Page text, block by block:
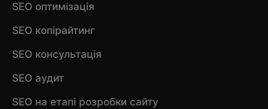
SEO оптимізація
SEO копірайтинг
SEO консультація
SEO аудит
SEO на етапі розробки сайту